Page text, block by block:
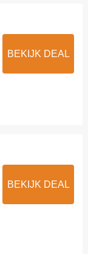
BEKIJK DEAL
BEKIJK DEAL